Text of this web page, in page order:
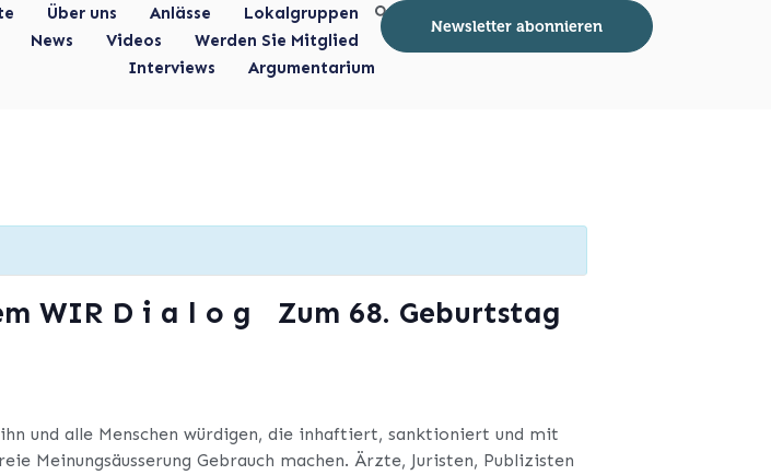
Über uns Anlässe
Lokalgruppen
News Videos
Werden Sie Mitglied
Interviews
Argumentarium
Newsletter abonnieren
WIR D i a l o g Zum 68. Geburtstag
und alle Menschen würdigen, die inhaftiert, sanktioniert und mit
Meinungsäusserung Gebrauch machen. Ärzte, Juristen, Publizisten